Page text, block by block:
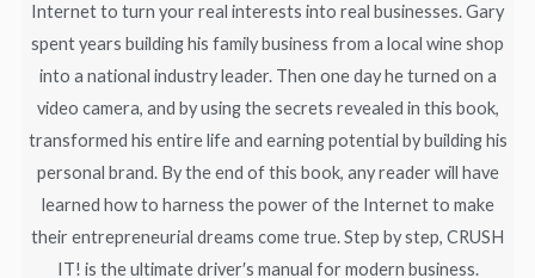
Internet to turn your real interests into real businesses. Gary
spent years building his family business from a local wine shop
into a national industry leader. Then one day he turned on a
video camera, and by using the secrets revealed in this book,
transformed his entire life and earning potential by building his
personal brand. By the end of this book, any reader will have
learned how to harness the power of the Internet to make
their entrepreneurial dreams come true. Step by step, CRUSH
IT! is the ultimate driver′s manual for modern business.